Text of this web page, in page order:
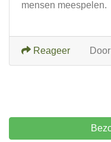
mensen meespelen.
Door
Reageer